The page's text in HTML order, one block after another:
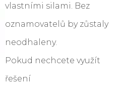
vlastními silami. Bez
oznamovatelů by zůstaly
neodhaleny.
Pokud nechcete využít
řešení